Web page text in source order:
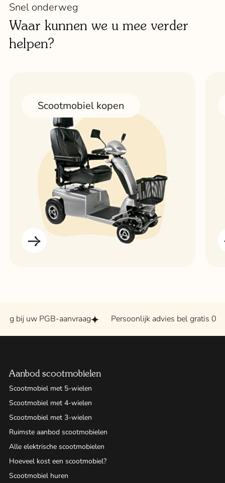
Snel onderweg
Waar kunnen we u mee verder
helpen?
Scootmobiel kopen
PGB-aanvraag Persoonlijk advies bel gratis 0800 -
Aanbod scootmobielen
Scootmobiel met 5-wielen
Scootmobiel met 4-wielen
Scootmobiel met 3-wielen
Ruimste aanbod scootmobielen
Alle elektrische scootmobielen
Hoeveel kost een scootmobiel?
Scootmobiel huren